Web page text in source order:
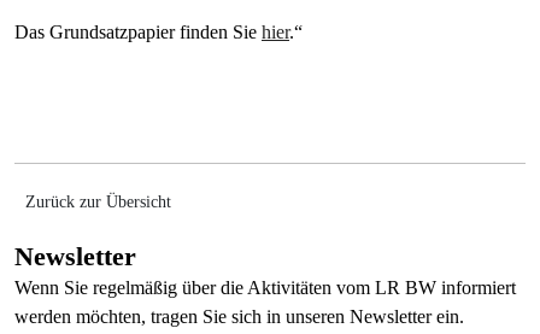
Das Grundsatzpapier finden Sie hier.“
Zurück zur Übersicht
Newsletter
Wenn Sie regelmäßig über die Aktivitäten vom LR BW informiert
werden möchten, tragen Sie sich in unseren Newsletter ein.